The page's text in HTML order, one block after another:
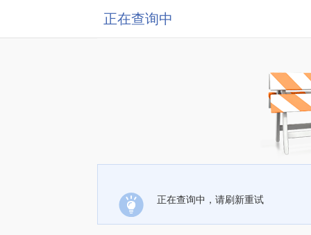
正在查询中
正在查询中，请刷新重试